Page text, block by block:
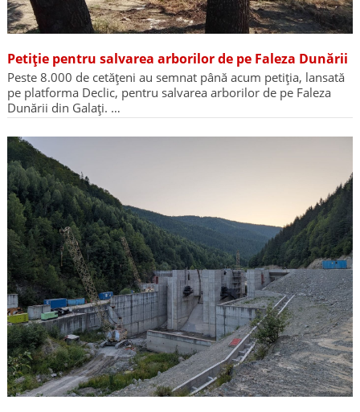
Petiție pentru salvarea arborilor de pe Faleza Dunării
Peste 8.000 de cetățeni au semnat până acum petiția, lansată
pe platforma Declic, pentru salvarea arborilor de pe Faleza
Dunării din Galați. …